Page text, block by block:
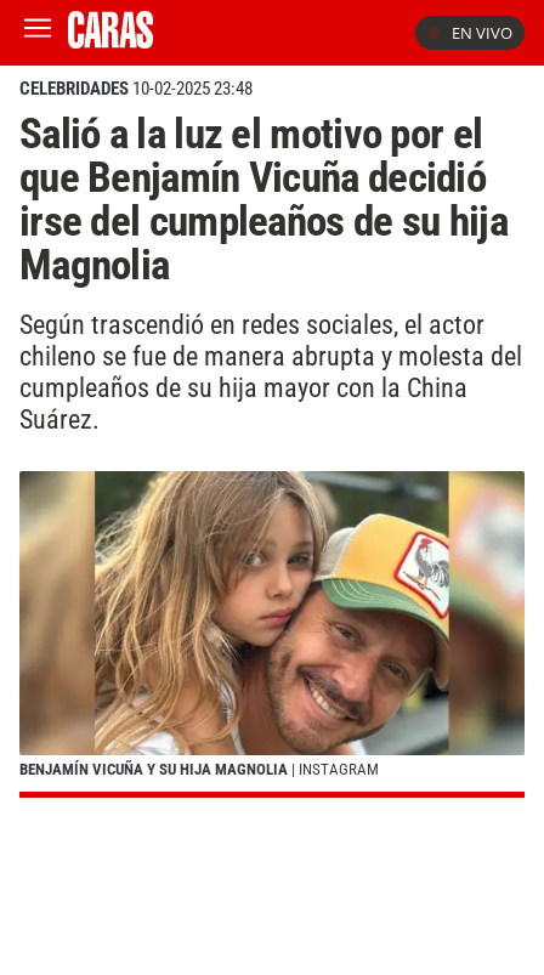
EN VIVO
CELEBRIDADES 10-02-2025 23:48
Salió a la luz el motivo por el
que Benjamín Vicuña decidió
irse del cumpleaños de su hija
Magnolia
Según trascendió en redes sociales, el actor
chileno se fue de manera abrupta y molesta del
cumpleaños de su hija mayor con la China
Suárez.
BENJAMÍN VICUÑA Y SU HIJA MAGNOLIA | INSTAGRAM